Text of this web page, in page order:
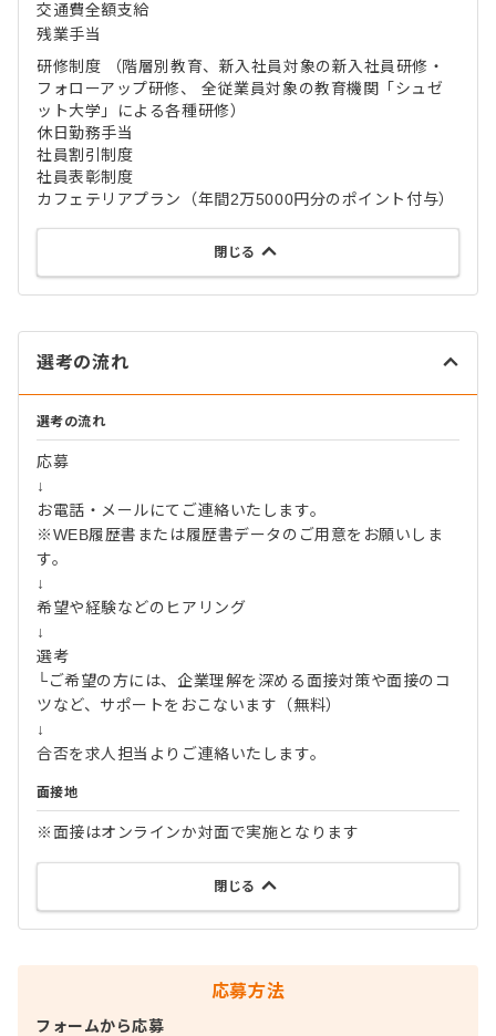
交通費全額支給
残業手当
研修制度 （階層別教育、新入社員対象の新入社員研修・
フォローアップ研修、 全従業員対象の教育機関「シュゼ
ット大学」による各種研修）
休日勤務手当
社員割引制度
社員表彰制度
カフェテリアプラン（年間2万5000円分のポイント付与）
閉じる
選考の流れ
選考の流れ
応募
↓
お電話・メールにてご連絡いたします。
※WEB履歴書または履歴書データのご用意をお願いしま
す。
↓
希望や経験などのヒアリング
↓
選考
└ご希望の方には、企業理解を深める面接対策や面接のコ
ツなど、サポートをおこないます（無料）
↓
合否を求人担当よりご連絡いたします。
面接地
※面接はオンラインか対面で実施となります
閉じる
応募方法
フォームから応募